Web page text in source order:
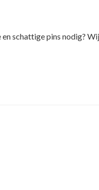
schattige pins nodig?